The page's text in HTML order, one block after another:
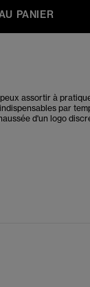
PANIER
assortir à
par
d'un logo